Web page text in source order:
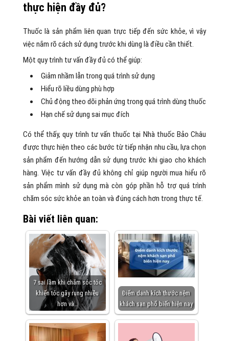
thực hiện đầy đủ?
Thuốc là sản phẩm liên quan trực tiếp đến sức khỏe, vì vậy
việc nắm rõ cách sử dụng trước khi dùng là điều cần thiết.
Một quy trình tư vấn đầy đủ có thể giúp:
Giảm nhầm lẫn trong quá trình sử dụng
Hiểu rõ liều dùng phù hợp
Chủ động theo dõi phản ứng trong quá trình dùng thuốc
Hạn chế sử dụng sai mục đích
Có thể thấy, quy trình tư vấn thuốc tại Nhà thuốc Bảo Châu
được thực hiện theo các bước từ tiếp nhận nhu cầu, lựa chọn
sản phẩm đến hướng dẫn sử dụng trước khi giao cho khách
hàng. Việc tư vấn đầy đủ không chỉ giúp người mua hiểu rõ
sản phẩm mình sử dụng mà còn góp phần hỗ trợ quá trình
chăm sóc sức khỏe an toàn và đúng cách hơn trong thực tế.
Bài viết liên quan:
7 sai lầm khi chăm sóc tóc
khiến tóc gãy rụng nhiều
hơn và…
Điểm danh kích thước nệm
khách sạn phổ biến hiện nay